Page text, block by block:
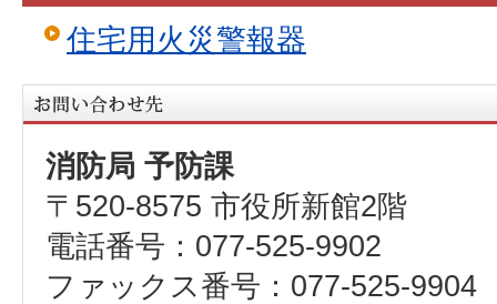
住宅用火災警報器
消防局 予防課
〒520-8575 市役所新館2階
電話番号：077-525-9902
ファックス番号：077-525-9904